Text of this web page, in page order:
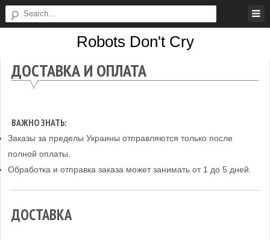
Skip
to
Robots Don't Cry
Don't
ДОСТАВКА И ОПЛАТА
ВАЖНО ЗНАТЬ:
Заказы за пределы Украины отправляются только после
полной оплаты.
Обработка и отправка заказа может занимать от 1 до 5 дней.
ДОСТАВКА